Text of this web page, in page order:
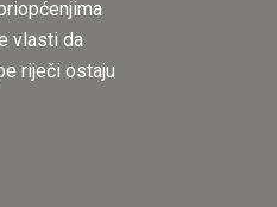
vlasti da
riječi ostaju